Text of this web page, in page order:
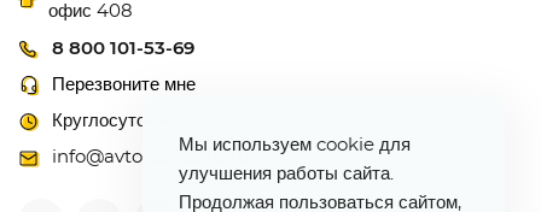
офис 408
8 800 101-53-69
Перезвоните мне
Круглосуточно
info@avtovoz-centr.ru
Мы используем cookie для
улучшения работы сайта.
Продолжая пользоваться сайтом,